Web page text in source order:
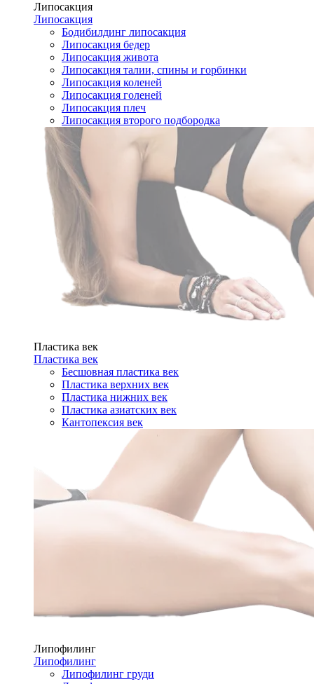
Липосакция
Липосакция
Бодибилдинг липосакция
Липосакция бедер
Липосакция живота
Липосакция талии, спины и горбинки
Липосакция коленей
Липосакция голеней
Липосакция плеч
Липосакция второго подбородка
Пластика век
Пластика век
Бесшовная пластика век
Пластика верхних век
Пластика нижних век
Пластика азиатских век
Кантопексия век
Липофилинг
Липофилинг
Липофилинг груди